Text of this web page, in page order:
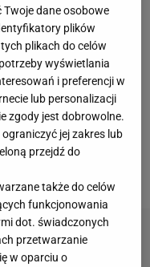
męża,
sportowcem i
się z moim
wspierała.
ze startów w
-opowiadała na
Kobiet w
dane osobowe
plików
plikach do celów
wyświetlania
i preferencji w
lub personalizacji
zgody jest dobrowolne.
jej zakres lub
przejdź do
także do celów
funkcjonowania
dot. świadczonych
przetwarzanie
w oparciu o